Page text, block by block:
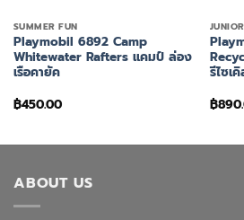
SUMMER FUN
Playmobil 6892 Camp
Whitewater Rafters แคมป์ ล่อง
เรือคายัค
฿450.00
JUNIOR
รีไซเ
฿
ABOUT US